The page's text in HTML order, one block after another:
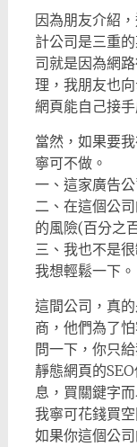
因為朋友介紹
計公司是三重
司就是因為網
理，我朋友也
網頁能自己接手
當然，如果要
寧可不做。
一、這家廣告
二、在這個公
的風險(百分之
三、我也不是
我想輕鬆一下。
這間公司，真
商，他們為了
問一下，你只
靜態網頁的
息，買關鍵字
我寧可花錢買
如果你這個公